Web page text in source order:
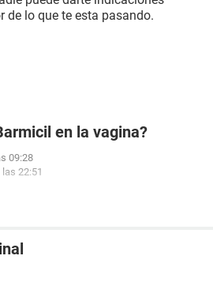
de lo que te esta pasando.
en la vagina?
09:28
22:51